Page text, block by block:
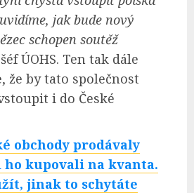
jak bude nový
schopen soutěž
ÚOHS. Ten tak dále
že by tato společnost
i do České
obchody prodávaly
ho kupovali na kvanta.
jinak to schytáte